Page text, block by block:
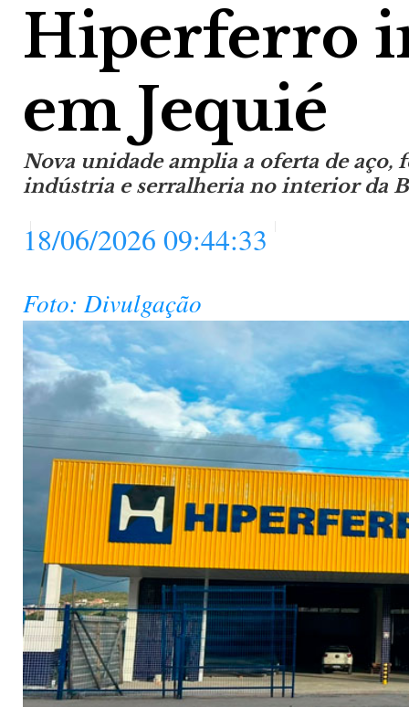
Hiperferro
em Jequié
Nova unidade amplia a oferta de aço,
indústria e serralheria no interior da
18/06/2026 09:44:33
Foto: Divulgação